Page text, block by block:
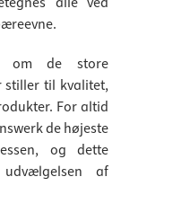
om de store
stiller til kvalitet,
For altid
de højeste
og dette
af